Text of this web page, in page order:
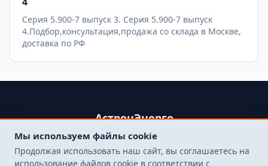
Серия 5.900-7 выпуск 3. Серия 5.900-7 выпуск
4.Подбор,консультация,продажа со склада в Москве,
доставка по РФ
АстронЭнерго
+79250499357 , +74998417015
107564, г. Москва, пр-д Погонный, д. 1 к. 9, помещение 10Н.
Мы используем файлы cookie
Продолжая использовать наш сайт, вы соглашаетесь на
использование файлов cookie в соответствии с